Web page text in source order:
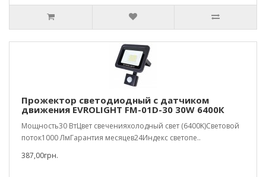
Прожектор светодиодный с датчиком
движения EVROLIGHT FM-01D-30 30W 6400К
Мощность30 ВтЦвет свеченияхолодный свет (6400K)Световой
поток1000 ЛмГарантия месяцев24Индекс светопе..
387,00грн.